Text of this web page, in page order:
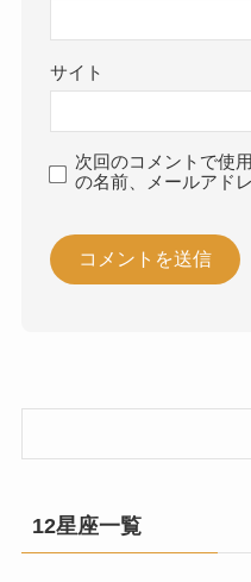
サイト
次回のコメントで使
の名前、メールアド
12星座一覧